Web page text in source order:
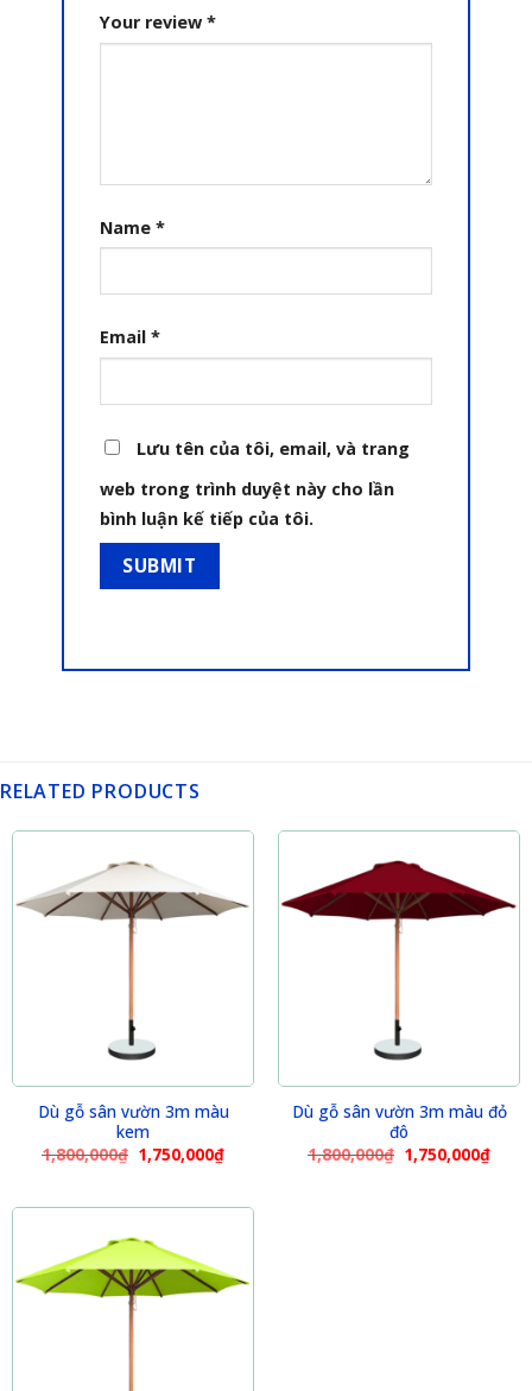
Your review *
Name *
Email *
Lưu tên của tôi, email, và trang
web trong trình duyệt này cho lần
bình luận kế tiếp của tôi.
RELATED PRODUCTS
Dù gỗ sân vườn 3m màu
kem
1,800,000₫ 1,750,000₫
Dù gỗ sân vườn 3m màu đỏ
đô
1,800,000₫ 1,750,000₫